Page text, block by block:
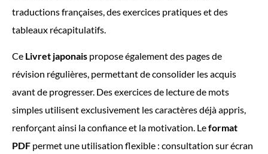
traductions françaises, des exercices pratiques et des
tableaux récapitulatifs.
Ce Livret japonais propose également des pages de
révision régulières, permettant de consolider les acquis
avant de progresser. Des exercices de lecture de mots
simples utilisent exclusivement les caractères déjà appris,
renforçant ainsi la confiance et la motivation. Leformat
PDF permet une utilisation flexible : consultation sur écran